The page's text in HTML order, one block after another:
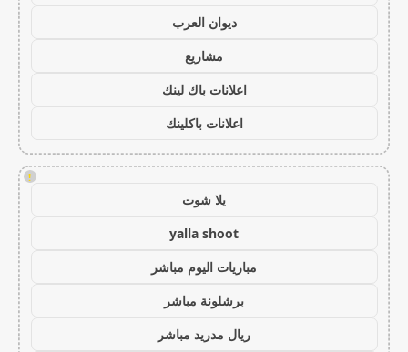
ديوان العرب
مشاريع
اعلانات باك لينك
اعلانات باكلينك
!
يلا شوت
yalla shoot
مباريات اليوم مباشر
برشلونة مباشر
ريال مدريد مباشر